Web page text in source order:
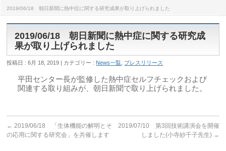
2019/06/18 朝日新聞に熱中症に関する研究成果が取り上げられました
2019/06/18 朝日新聞に熱中症に関する研究成
果が取り上げられました
投稿日 : 6月 18, 2019 | カテゴリー : News一覧 プレスリリース
平田センター長が監修した熱中症セルフチェックおよび
関連する取り組みが、朝日新聞で取り上げられました。
← 2019/06/18 「生体機能の解明とそ
の応用に関する研究会」を共催します
2019/07/10 第3回技術講演会を開催
しました(小寺紗千子先生) →